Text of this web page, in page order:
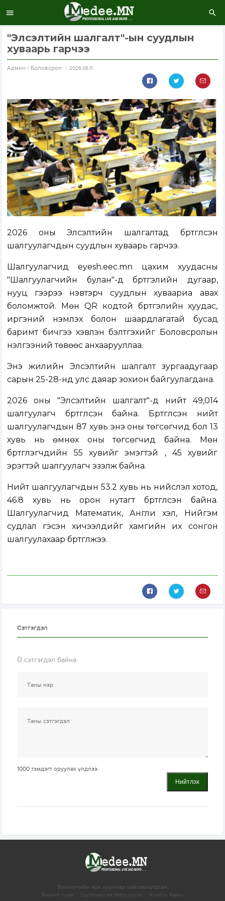
"Элсэлтийн шалгалт"-ын суудлын
хуваарь гарчээ
Aдмин / Боловсрол 2026.06.11
2026 оны Элсэлтийн шалгалтад бүртгүүлсэн
шалгуулагчдын суудлын хуваарь гарчээ.
Шалгуулагчид eyesh.eec.mn цахим хуудасны
"Шалгуулагчийн булан"-д бүртгэлийн дугаар,
нууц үгээрээ нэвтэрч суудлын хуваариа авах
боломжтой. Мөн QR кодтой бүртгэлийн хуудас,
иргэний үнэмлэх болон шаардлагатай бусад
баримт бичгээ хэвлэн бэлтгэхийг Боловсролын
үнэлгээний төвөөс анхаарууллаа.
Энэ жилийн Элсэлтийн шалгалт зургаадугаар
сарын 25-28-нд улс даяар зохион байгуулагдана.
2026 оны "Элсэлтийн шалгалт"-д нийт 49,014
шалгуулагч бүртгүүлсэн байна. Бүртгүүлсэн нийт
шалгуулагчдын 87 хувь энэ оны төгсөгчид бол 13
хувь нь өмнөх оны төгсөгчид байна. Мөн
бүртгүүлэгчдийн 55 хувийг эмэгтэй , 45 хувийг
эрэгтэй шалгуулагч эзэлж байна.
Нийт шалгуулагчдын 53.2 хувь нь нийслэл хотод,
46.8 хувь нь орон нутагт бүртгүүлсэн байна.
Шалгуулагчид Математик, Англи хэл, Нийгэм
судлал гэсэн хичээлүүдийг хамгийн их сонгон
шалгуулахаар бүртгүүлжээ.
Сэтгэгдэл
0 сэтгэгдэл байна
1000 тэмдэгт оруулах үлдлээ.
Нийтлэх
Зохиогчийн эрх хуулиар хамгаалагдсан.
Бидний тухай Сурталчилгаа байршуулах Холбоо барих